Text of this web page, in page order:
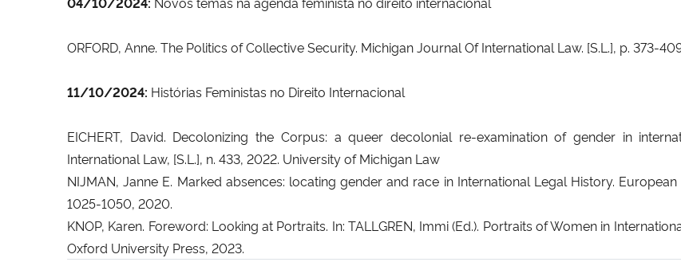
ORFORD, Anne. The Politics of Collective Security. Michigan Journal Of International Law. [S.L.], p. 373-
11/10/2024: Histórias Feministas no Direito Internacional
EICHERT, David. Decolonizing the Corpus: a queer decolonial re-examination of gender in
International Law, [S.L.], n. 433, 2022. University of Michigan Law
NIJMAN, Janne E. Marked absences: locating gender and race in International Legal History.
1025-1050, 2020.
KNOP, Karen. Foreword: Looking at Portraits. In: TALLGREN, Immi (Ed.). Portraits of Women in
Oxford University Press, 2023.